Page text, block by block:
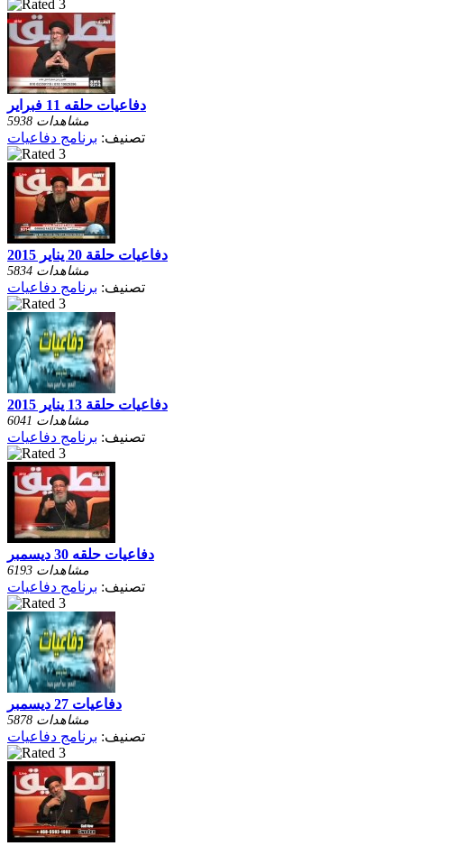
دفاعيات حلقه 11 فبراير
5938 مشاهدات
تصنيف: برنامج دفاعيات
دفاعيات حلقة 20 يناير 2015
5834 مشاهدات
تصنيف: برنامج دفاعيات
دفاعيات حلقة 13 يناير 2015
6041 مشاهدات
تصنيف: برنامج دفاعيات
دفاعيات حلقه 30 ديسمبر
6193 مشاهدات
تصنيف: برنامج دفاعيات
دفاعيات 27 ديسمبر
5878 مشاهدات
تصنيف: برنامج دفاعيات